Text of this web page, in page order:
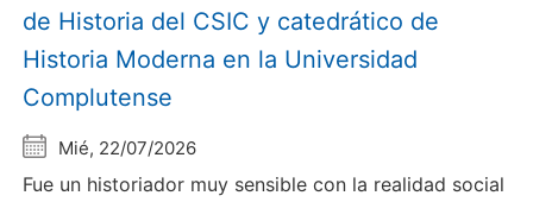
de Historia del CSIC y catedrático de
Historia Moderna en la Universidad
Complutense
Mié, 22/07/2026
Fue un historiador muy sensible con la realidad social